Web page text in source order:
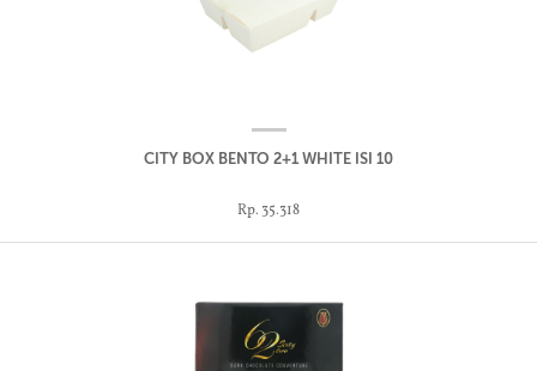
CITY BOX BENTO 2+1 WHITE ISI 10
Rp. 35.318